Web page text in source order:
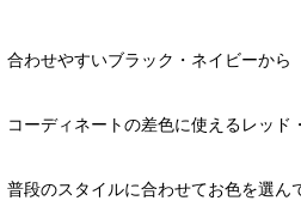
合わせやすいブラック・ネイビーから
コーディネートの差色に使えるレッド
普段のスタイルに合わせてお色を選ん